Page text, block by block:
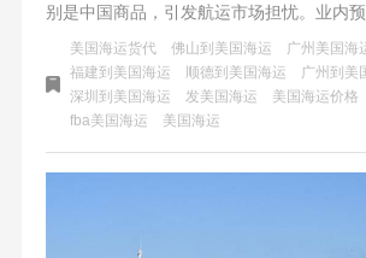
别是中国商品，引发航运市场担忧。业内预
抢运和运价上涨。托运人急于增加库存，重
策。专家警告称，春节和新航运联盟网络
峰，给美国海运价格带来压力，全球贸易面
美国海运货代 佛山到美国海运
广州美国海
福建到美国海运
顺德到美国海运
广州到美
深圳到美国海运
发美国海运 美国海运价格
fba美国海运
美国海运